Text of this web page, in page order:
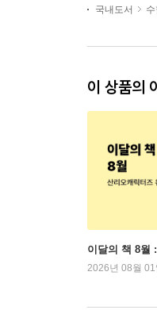
국내도서
이 상품의
이달의 책 8월
2026년 08월